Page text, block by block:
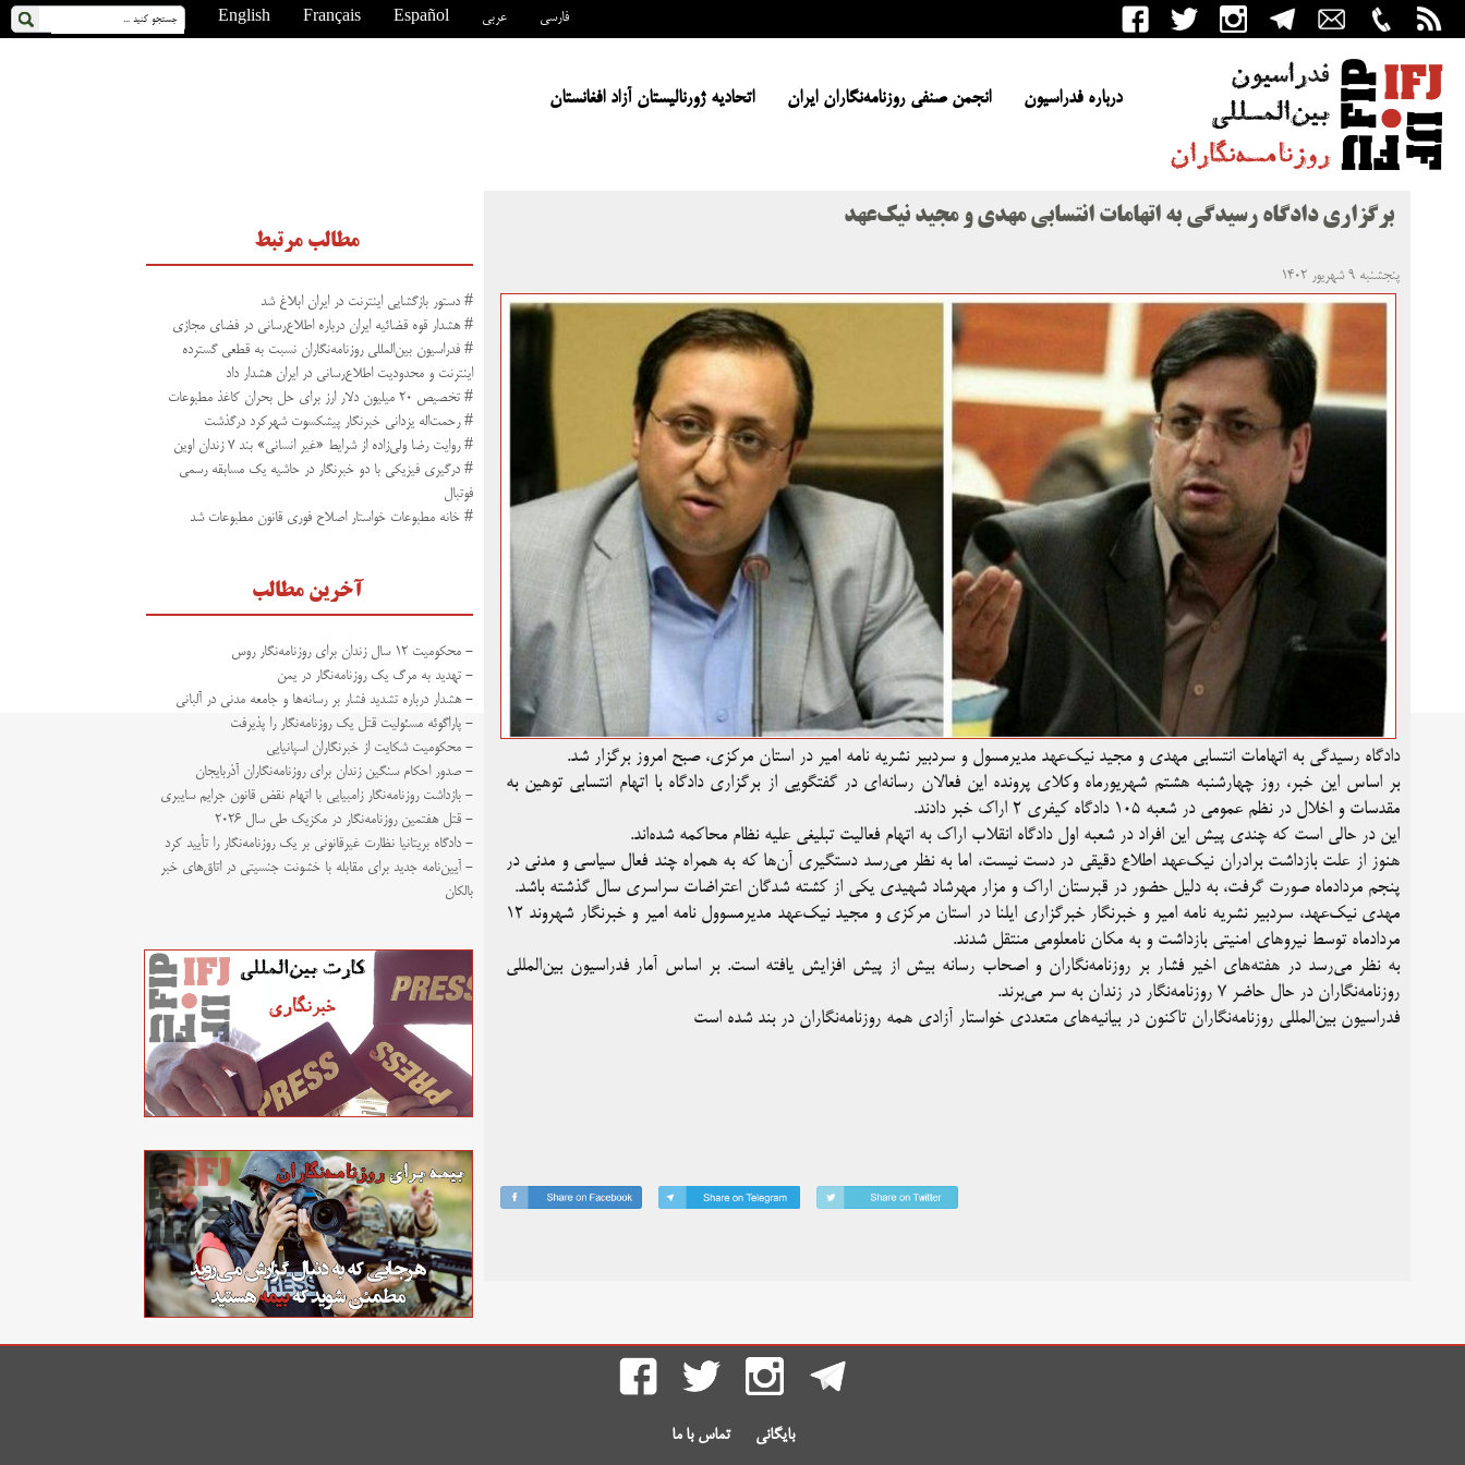
English Français Español عربی فارسی
درباره فدراسیون انجمن صنفی روزنامه‌نگاران ایران اتحادیه ژورنالیستان آزاد افغانستان
برگزاری دادگاه رسیدگی به اتهامات انتسابی مهدی و مجید نیک‌عهد
پنجشنبه ۹ شهریور ۱۴۰۲
دادگاه رسیدگی به اتهامات انتسابی مهدی و مجید نیک‌عهد مدیرمسول و سردبیر نشریه نامه امیر در استان مرکزی، صبح امروز برگزار شد.
بر اساس این خبر، روز چهارشنبه هشتم شهریورماه وکلای پرونده این فعالان رسانه‌ای در گفتگویی از برگزاری دادگاه با اتهام انتسابی توهین به
مقدسات و اخلال در نظم عمومی در شعبه ۱۰۵ دادگاه کیفری ۲ اراک خبر دادند.
این در حالی است که چندی پیش این افراد در شعبه اول دادگاه انقلاب اراک به اتهام فعالیت تبلیغی علیه نظام محاکمه شده‌اند.
هنوز از علت بازداشت برادران نیک‌عهد اطلاع دقیقی در دست نیست، اما به نظر می‌رسد دستگیری آن‌ها که به همراه چند فعال سیاسی و مدنی در
پنجم مردادماه صورت گرفت، به دلیل حضور در قبرستان اراک و مزار مهرشاد شهیدی یکی از کشته شدگان اعتراضات سراسری سال گذشته باشد.
مهدی نیک‌عهد، سردبیر نشریه نامه امیر و خبرنگار خبرگزاری ایلنا در استان مرکزی و مجید نیک‌عهد مدیرمسوول نامه امیر و خبرنگار شهروند ۱۲
مردادماه توسط نیروهای امنیتی بازداشت و به مکان نامعلومی منتقل شدند.
به نظر می‌رسد در هفته‌های اخیر فشار بر روزنامه‌نگاران و اصحاب رسانه بیش از پیش افزایش یافته است. بر اساس آمار فدراسیون بین‌المللی
روزنامه‌نگاران در حال حاضر ۷ روزنامه‌نگار در زندان به سر می‌برند.
فدراسیون بین‌المللی روزنامه‌نگاران تاکنون در بیانیه‌های متعددی خواستار آزادی همه روزنامه‌نگاران در بند شده است
مطالب مرتبط
# دستور بازگشایی اینترنت در ایران ابلاغ شد
# هشدار قوه قضائیه ایران درباره اطلاع‌رسانی در فضای مجازی
# فدراسیون بین‌المللی روزنامه‌نگاران نسبت به قطعی گسترده
اینترنت و محدودیت اطلاع‌رسانی در ایران هشدار داد
# تخصیص ۲۰ میلیون دلار ارز برای حل بحران کاغذ مطبوعات
# رحمت‌اله یزدانی خبرنگار پیشکسوت شهرکرد درگذشت
# روایت رضا ولی‌زاده از شرایط «غیر انسانی» بند ۷ زندان اوین
# درگیری فیزیکی با دو خبرنگار در حاشیه یک مسابقه رسمی
فوتبال
# خانه مطبوعات خواستار اصلاح فوری قانون مطبوعات شد
آخرین مطالب
- محکومیت ۱۲ سال زندان برای روزنامه‌نگار روس
- تهدید به مرگ یک روزنامه‌نگار در یمن
- هشدار درباره تشدید فشار بر رسانه‌ها و جامعه مدنی در آلبانی
- پاراگوئه مسئولیت قتل یک روزنامه‌نگار را پذیرفت
- محکومیت شکایت از خبرنگاران اسپانیایی
- صدور احکام سنگین زندان برای روزنامه‌نگاران آذربایجان
- بازداشت روزنامه‌نگار زامبیایی با اتهام نقض قانون جرایم سایبری
- قتل هفتمین روزنامه‌نگار در مکزیک طی سال ۲۰۲۶
- دادگاه بریتانیا نظارت غیرقانونی بر یک روزنامه‌نگار را تأیید کرد
- آیین‌نامه جدید برای مقابله با خشونت جنسیتی در اتاق‌های خبر
بالکان
بایگانی تماس با ما